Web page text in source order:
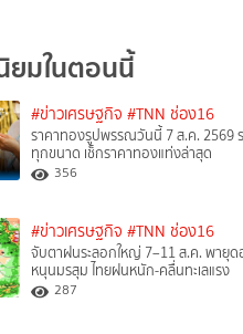
มในตอนนี้
#ข่าวเศรษฐกิจ #TNN ช่อง16
ราคาทองรูปพรรณวันนี้ 7 ส.ค. 2569
ทุกขนาด เช็กราคาทองแท่งล่าสุด
356
#ข่าวเศรษฐกิจ #TNN ช่อง16
จับตาฝนระลอกใหญ่ 7–11 ส.ค. พายุ
หนุนมรสุม ไทยฝนหนัก-คลื่นทะเลแรง
287